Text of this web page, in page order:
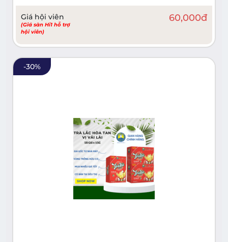
Giá hội viên
(Giá sàn Hi1 hỗ trợ
hội viên)
60,000đ
-30%